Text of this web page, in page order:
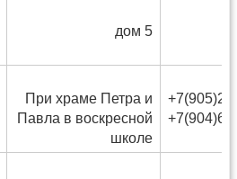
дом 5
При храме Петра и
Павла в воскресной
школе